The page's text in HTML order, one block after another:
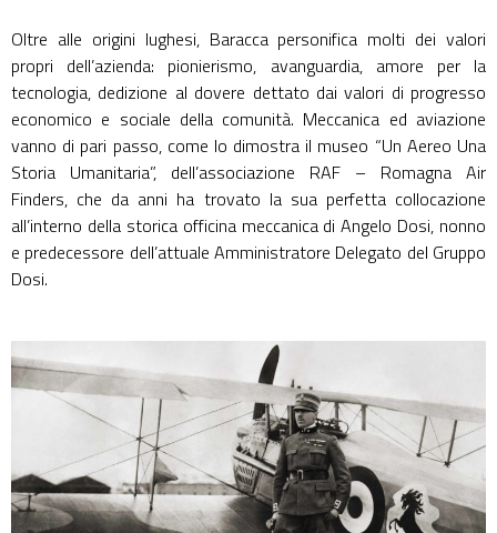
Oltre alle origini lughesi, Baracca personifica molti dei valori
propri dell’azienda: pionierismo, avanguardia, amore per la
tecnologia, dedizione al dovere dettato dai valori di progresso
economico e sociale della comunità. Meccanica ed aviazione
vanno di pari passo, come lo dimostra il museo “Un Aereo Una
Storia Umanitaria”, dell’associazione RAF – Romagna Air
Finders, che da anni ha trovato la sua perfetta collocazione
all’interno della storica officina meccanica di Angelo Dosi, nonno
e predecessore dell’attuale Amministratore Delegato del Gruppo
Dosi.